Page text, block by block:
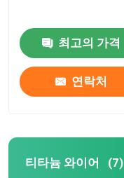
최고의 가격
연락처
티타늄 와이어 (7)